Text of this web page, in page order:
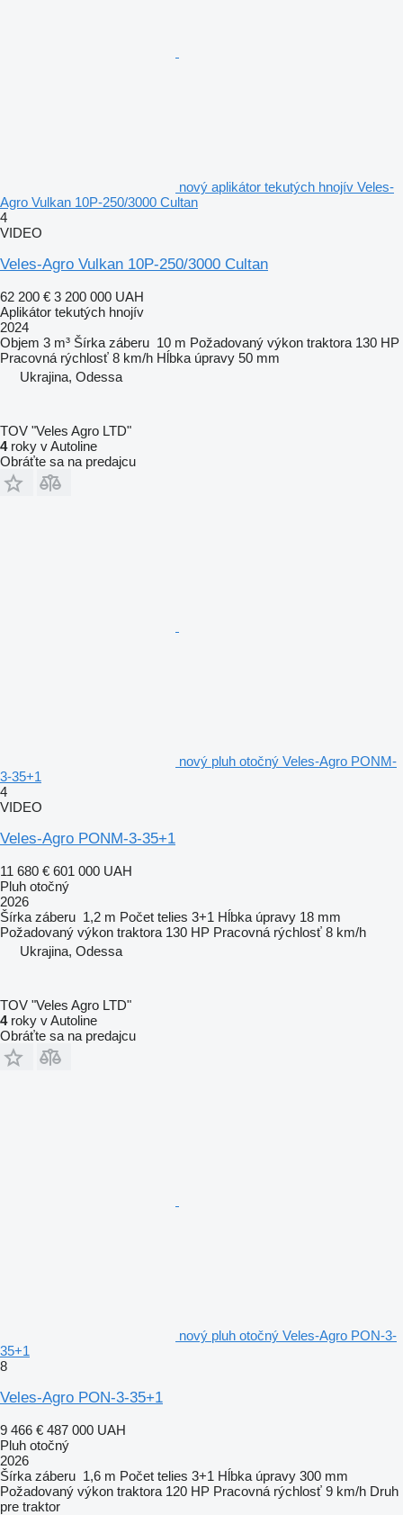
nový aplikátor tekutých hnojív Veles-
Agro Vulkan 10P-250/3000 Cultan
4
VIDEO
Veles-Agro Vulkan 10P-250/3000 Cultan
62 200 € 3 200 000 UAH
Aplikátor tekutých hnojív
2024
Objem 3 m³ Šírka záberu 10 m Požadovaný výkon traktora 130 HP
Pracovná rýchlosť 8 km/h Hĺbka úpravy 50 mm
Ukrajina, Odessa
TOV "Veles Agro LTD"
4roky v Autoline
Obráťte sa na predajcu
nový pluh otočný Veles-Agro PONM-
3-35+1
4
VIDEO
Veles-Agro PONM-3-35+1
11 680 € 601 000 UAH
Pluh otočný
2026
Šírka záberu 1,2 m Počet telies 3+1 Hĺbka úpravy 18 mm
Požadovaný výkon traktora 130 HP Pracovná rýchlosť 8 km/h
Ukrajina, Odessa
TOV "Veles Agro LTD"
4roky v Autoline
Obráťte sa na predajcu
nový pluh otočný Veles-Agro PON-3-
35+1
8
Veles-Agro PON-3-35+1
9 466 € 487 000 UAH
Pluh otočný
2026
Šírka záberu 1,6 m Počet telies 3+1 Hĺbka úpravy 300 mm
Požadovaný výkon traktora 120 HP Pracovná rýchlosť 9 km/h Druh
pre traktor